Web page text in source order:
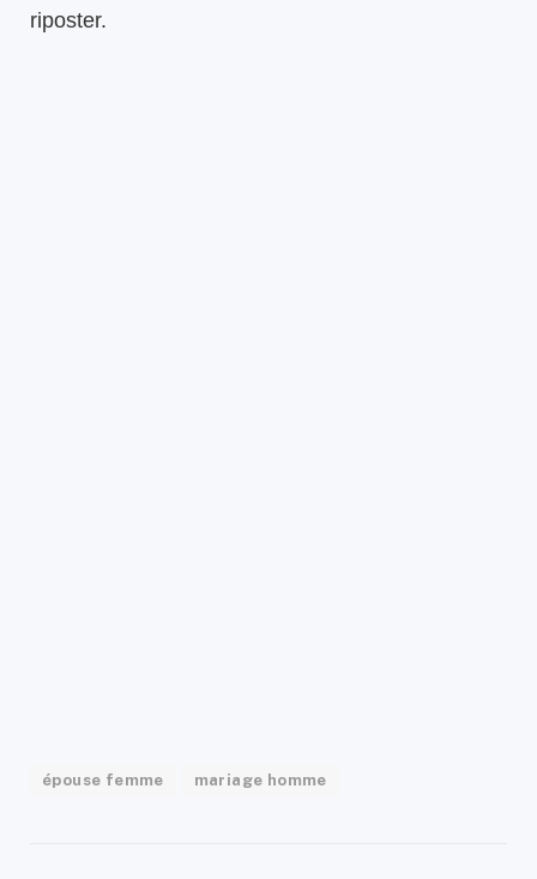
riposter.
épouse femme mariage homme